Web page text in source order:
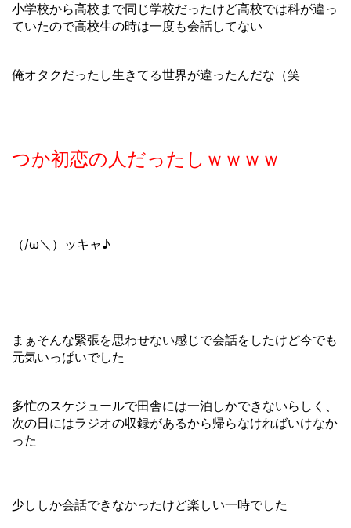
小学校から高校まで同じ学校だったけど高校では科が違っ
ていたので高校生の時は一度も会話してない
俺オタクだったし生きてる世界が違ったんだな（笑
つか初恋の人だったしｗｗｗｗ
（/ω＼）ッキャ♪
まぁそんな緊張を思わせない感じで会話をしたけど今でも
元気いっぱいでした
多忙のスケジュールで田舎には一泊しかできないらしく、
次の日にはラジオの収録があるから帰らなければいけなか
った
少ししか会話できなかったけど楽しい一時でした